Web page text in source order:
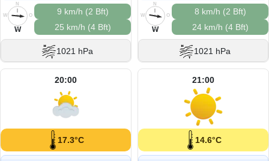
N
O
S
W
W
9 km/h (2 Bft)
25 km/h (4 Bft)
1021 hPa
N
O
S
W
W
8 km/h (2 Bft)
24 km/h (4 Bft)
1021 hPa
20:00
17.3°C
21:00
14.6°C